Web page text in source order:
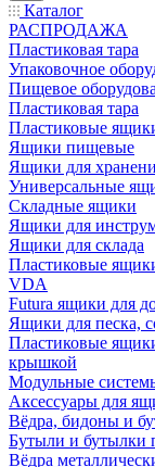
Каталог
РАСПРОДАЖА
Пластиковая тара
Упаковочное
Пищевое
Пластиковая тара
Пластиковые
Ящики пищевые
Ящики для
Универсальные
Складные ящики
Ящики для
Ящики для склада
Пластиковые
VDA
Futura ящики для
Ящики для песка,
Пластиковые
крышкой
Модульные
Аксессуары для
Вёдра, бидоны и
Бутыли и бутылки
Вёдра